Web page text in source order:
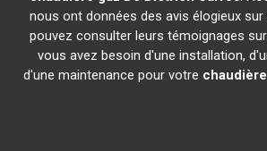
nous ont données des avis élogieux
pouvez consulter leurs témoignages
vous avez besoin d'une installation,
d'une maintenance pour votre